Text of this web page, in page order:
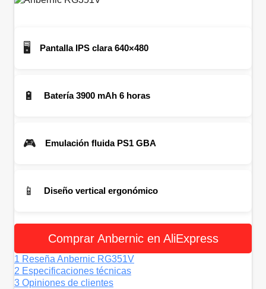
🖥️ Pantalla IPS clara 640×480
🔋 Batería 3900 mAh 6 horas
🎮 Emulación fluida PS1 GBA
📱 Diseño vertical ergonómico
Comprar Anbernic en AliExpress
1 Reseña Anbernic RG351V
2 Especificaciones técnicas
3 Opiniones de clientes